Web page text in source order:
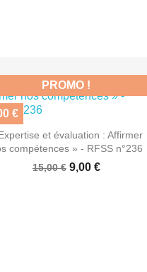
 Aperçu rapide
et évaluation : Affirmer
compétences » - RFSS n°236
15,00 € 9,00 €
PROMO !
€